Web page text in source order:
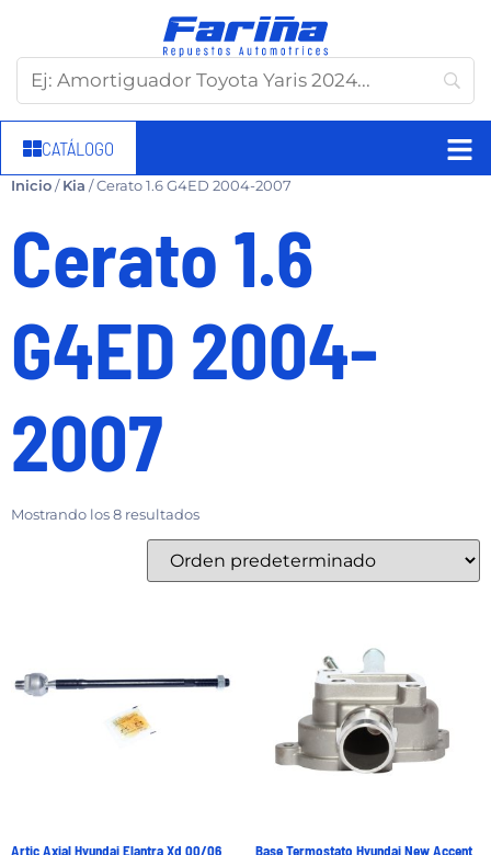
CATÁLOGO
Inicio/Kia / Cerato 1.6 G4ED 2004-2007
Cerato 1.6
G4ED 2004-
2007
Mostrando los 8 resultados
Artic Axial Hyundai Elantra Xd 00/06
Base Termostato Hyundai New Accent